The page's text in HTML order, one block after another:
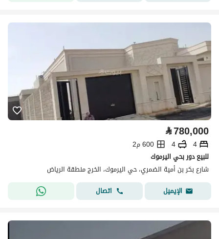
⃁780,000
4
4
600 م2
للبيع دور بحي اليرموك
شارع بكر بن أمية الضمري، حي اليرموك، الخرج منطقة الرياض
الإيميل
اتصال